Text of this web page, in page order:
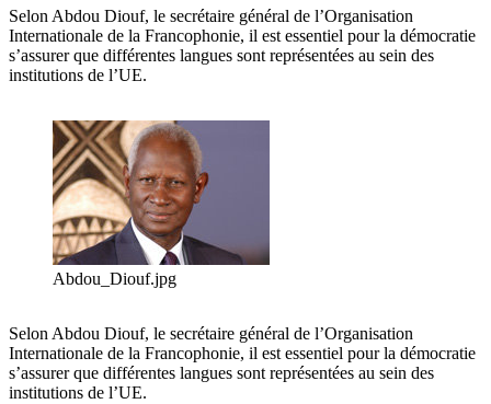
Selon Abdou Diouf, le secrétaire général de l’Organisation
Internationale de la Francophonie, il est essentiel pour la démocratie
s’assurer que différentes langues sont représentées au sein des
institutions de l’UE.
Abdou_Diouf.jpg
Selon Abdou Diouf, le secrétaire général de l’Organisation
Internationale de la Francophonie, il est essentiel pour la démocratie
s’assurer que différentes langues sont représentées au sein des
institutions de l’UE.